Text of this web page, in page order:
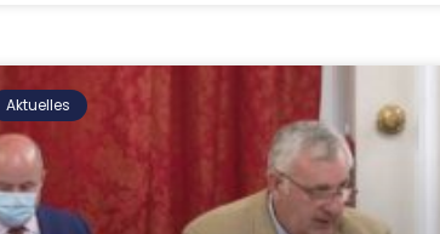
Aktuelles